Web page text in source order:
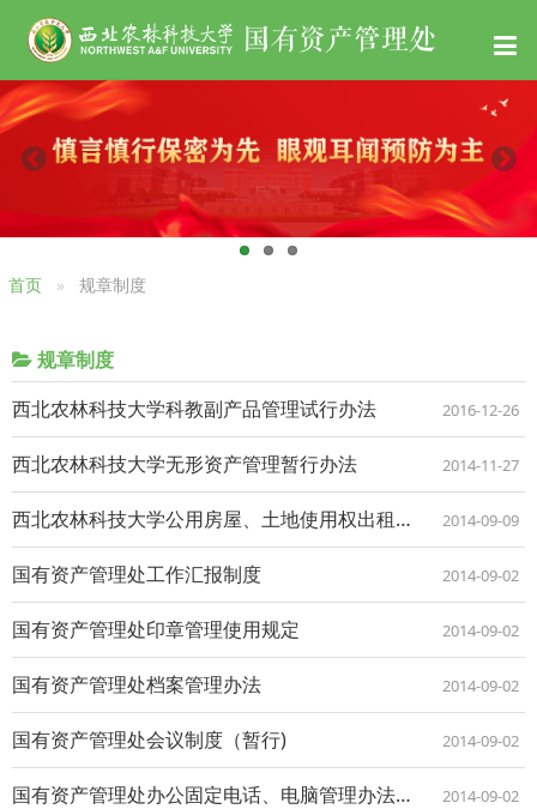
首页 规章制度
规章制度
西北农林科技大学科教副产品管理试行办法
2016-12-26
西北农林科技大学无形资产管理暂行办法 2014-11-27
西北农林科技大学公用房屋、土地使用权出租出借管理暂行办法 2014-09-09
国有资产管理处工作汇报制度 2014-09-02
国有资产管理处印章管理使用规定 2014-09-02
国有资产管理处档案管理办法 2014-09-02
国有资产管理处会议制度（暂行) 2014-09-02
国有资产管理处办公固定电话、电脑管理办法（试行） 2014-09-02